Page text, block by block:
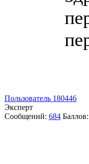
Пользователь 180446
Эксперт
Сообщений: 684 Баллов: